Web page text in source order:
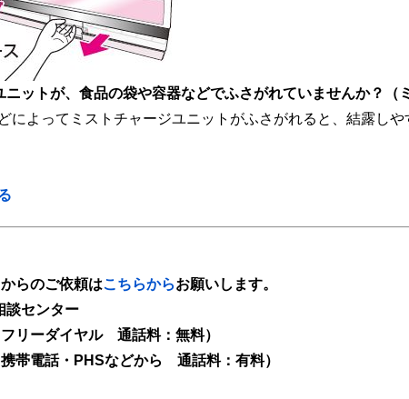
ットが、食品の袋や容器などでふさがれていませんか？（
によってミストチャージユニットがふさがれると、結露し
らのご依頼はこちらからお願いします。
談センター
リーダイヤル 通話料：無料）
帯電話・PHSなどから 通話料：有料）